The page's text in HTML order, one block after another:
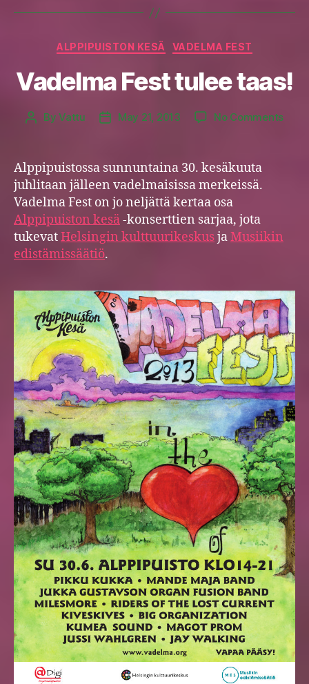
Categories
ALPPIPUISTON KESÄ VADELMA FEST
Vadelma Fest tulee taas!
PostByVattu
PostMay 21, 2013 No Commentson
Alppipuistossa sunnuntaina 30. kesäkuuta
juhlitaan jälleen vadelmaisissa merkeissä.
Vadelma Fest on jo neljättä kertaa osa
Alppipuiston kesä-konserttien sarjaa, jota
tukevatHelsingin kulttuurikeskusjaMusiikin
edistämissäätiö.